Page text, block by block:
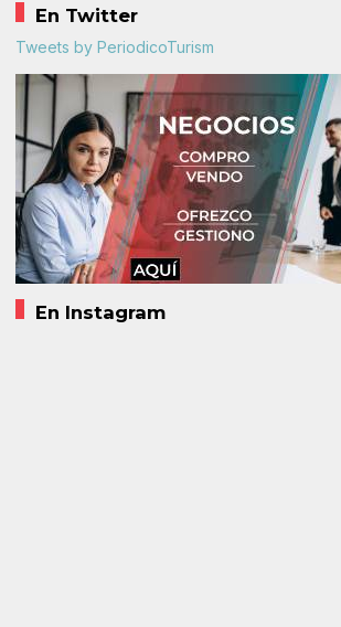
En Twitter
Tweets by PeriodicoTurism
En Instagram